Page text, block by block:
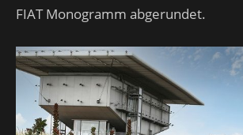
FIAT Monogramm abgerundet.